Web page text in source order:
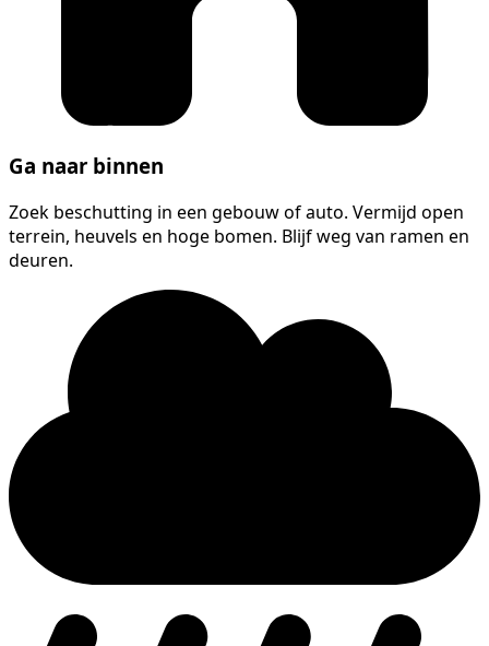
Ga naar binnen
Zoek beschutting in een gebouw of auto. Vermijd open
terrein, heuvels en hoge bomen. Blijf weg van ramen en
deuren.